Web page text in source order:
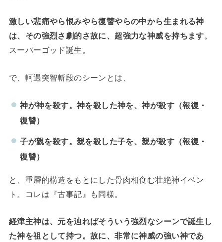
激しい悲痛やら恨みやら復讐やらの中から生まれる神
は、その強烈さ劇的さ故に、超強力な神威を持ちます。
スーパーゴッド誕生。
で、軻遇突智斬段のシーンとは、
神が神を殺す。神を殺した神を、神が殺す（報復・
復讐）
子が親を殺す。親を殺した子を、親が殺す（報復・
復讐）
と、重層的構造をもとにした骨肉相食む壮絶神イベン
ト。コレは『古事記』も同様。
経津主神は、元を辿ればそういう強烈なシーンで誕生し
た神を祖として持つ。故に、非常に神威の強い神であ